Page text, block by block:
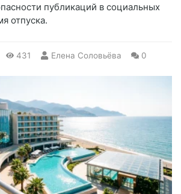
публикаций в социальных
отпуска.
431 Елена Соловьёва 0